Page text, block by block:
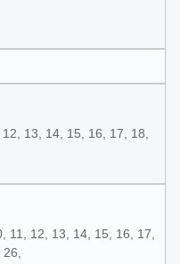
13, 14, 15, 16, 17, 18,
11, 12, 13, 14, 15, 16, 17,